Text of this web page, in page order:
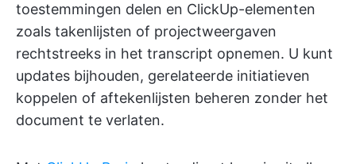
toestemmingen delen en ClickUp-elementen
zoals takenlijsten of projectweergaven
rechtstreeks in het transcript opnemen. U kunt
updates bijhouden, gerelateerde initiatieven
koppelen of aftekenlijsten beheren zonder het
document te verlaten.